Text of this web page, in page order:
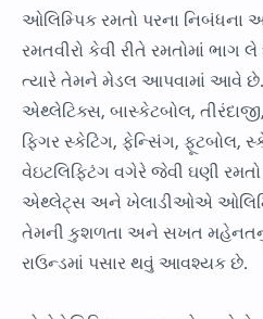
ઓલિમ્પિક રમતો પરના
રમતવીરો કેવી રીતે રમતોમાં
ત્યારે તેમને મેડલ આપવામાં આવે
એથ્લેટિક્સ, બાસ્કેટબોલ,
ફિગર સ્કેટિંગ, ફેન્સિંગ, ફૂટબોલ,
વેઇટલિફ્ટિંગ વગેરે જેવી ઘણી
એથ્લેટ્સ અને ખેલાડીઓએ
તેમની કુશળતા અને સખત મહેનતનું
રાઉન્ડમાં પસાર થવું આવશ્યક છે.